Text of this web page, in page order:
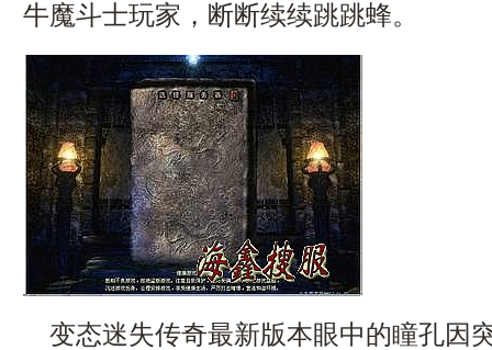
牛魔斗士玩家，断断续续跳跳蜂。
变态迷失传奇最新版本眼中的瞳孔因